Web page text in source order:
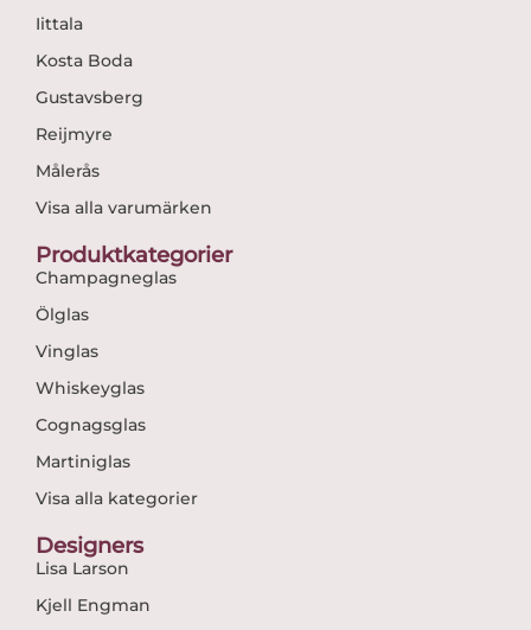
Iittala
Kosta Boda
Gustavsberg
Reijmyre
Målerås
Visa alla varumärken
Produktkategorier
Champagneglas
Ölglas
Vinglas
Whiskeyglas
Cognagsglas
Martiniglas
Visa alla kategorier
Designers
Lisa Larson
Kjell Engman